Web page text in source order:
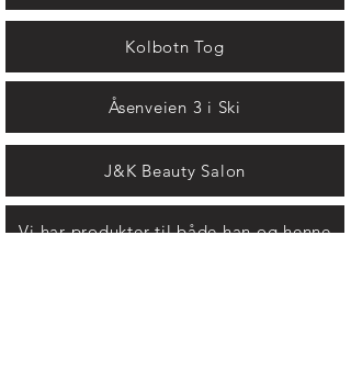
Kolbotn Tog
Åsenveien 3 i Ski
J&K Beauty Salon
Vi har produkter til både han og henne